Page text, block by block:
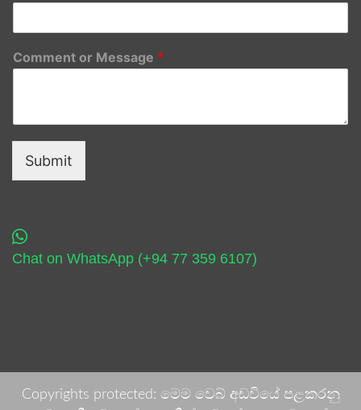
Comment or Message *
Submit
Chat on WhatsApp (+94 77 359 6107)
Copyrights protected: මෙම වෙබ් අඩවියේ පළකරනු